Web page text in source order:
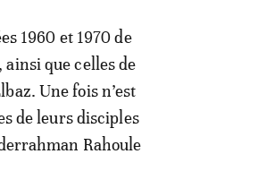
1960 et 1970 de
que celles de
Une fois n’est
de leurs disciples
Rahoule